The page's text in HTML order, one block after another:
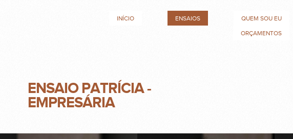
INÍCIO ENSAIOS QUEM SOU EU
ORÇAMENTOS
ENSAIO PATRÍCIA -
EMPRESÁRIA